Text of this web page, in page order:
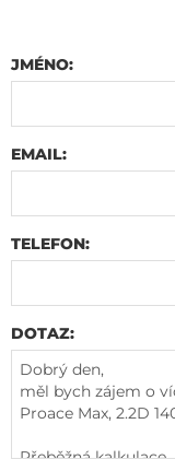
JMÉNO:
EMAIL:
TELEFON:
DOTAZ: